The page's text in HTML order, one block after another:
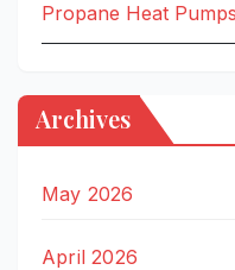
Propane Heat
Archives
May 2026
April 2026